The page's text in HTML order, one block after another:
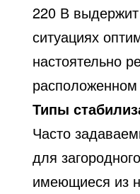
220 В
ситуациях
настоятельно
расположенном
Типы
Часто
для
имеющиеся из